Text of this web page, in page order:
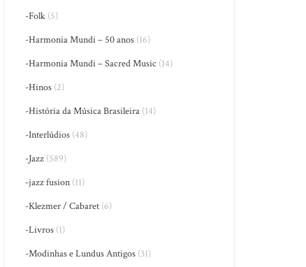
-Folk (5)
-Harmonia Mundi – 50 anos (16)
-Harmonia Mundi – Sacred Music (14)
-Hinos (2)
-História da Música Brasileira (14)
-Interlúdios (48)
-Jazz (589)
-jazz fusion (11)
-Klezmer / Cabaret (6)
-Livros (1)
-Modinhas e Lundus Antigos (31)